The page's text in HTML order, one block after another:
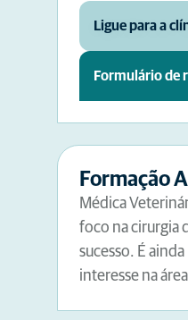
Ligue para a
Formulário de
Formação
Médica
foco na cirurgia
sucesso. É
interesse na